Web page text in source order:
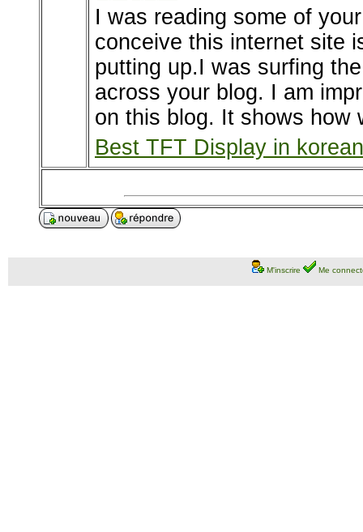
I was reading some of
conceive this internet site
putting up.I was surfing
across your blog. I am
on this blog. It shows how
Best TFT Display in
M'inscrire Me